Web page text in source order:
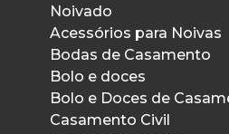
Noivado
Acessórios para Noivas
Bodas de Casamento
Bolo e doces
Bolo e Doces de
Casamento Civil